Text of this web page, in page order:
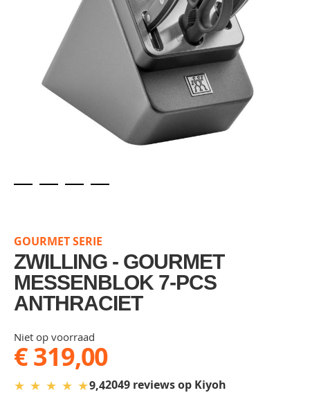
beginning
of
the
images
gallery
GOURMET SERIE
ZWILLING - GOURMET
MESSENBLOK 7-PCS
ANTHRACIET
Niet op voorraad
€ 319,00
★ ★ ★ ★ ★9,42049 reviews op Kiyoh